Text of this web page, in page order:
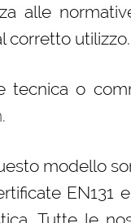
alle
corretto utilizzo.
tecnica o
modello
EN131